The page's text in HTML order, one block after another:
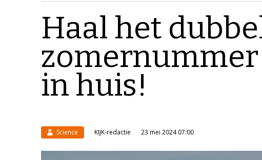
Haal het
zomernummer
in huis!
Science KIJK-redactie 23 mei 2024 07:00